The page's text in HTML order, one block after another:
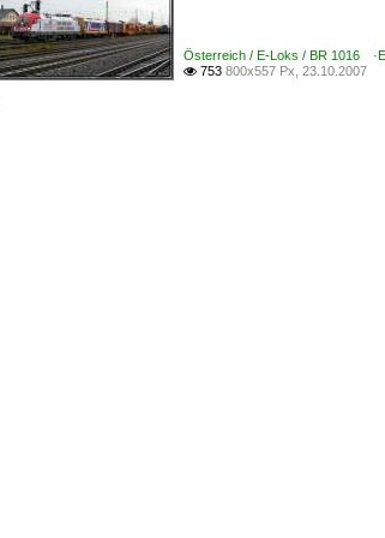
Österreich / E-Loks / BR 1016
 753 800x557 Px, 23.10.2007